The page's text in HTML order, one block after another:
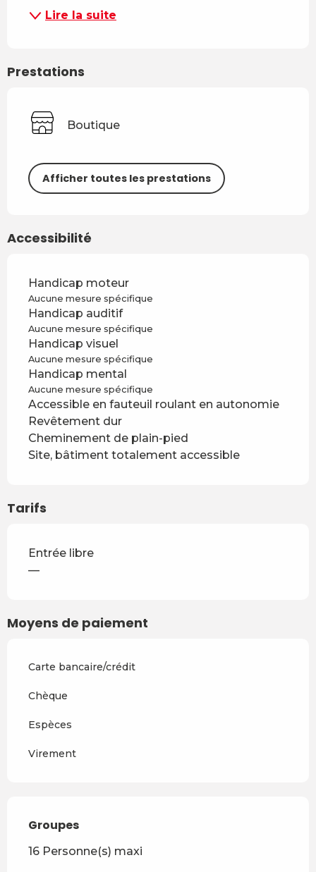
Lire la suite
Prestations
Boutique
Afficher toutes les prestations
Accessibilité
Handicap moteur
Aucune mesure spécifique
Handicap auditif
Aucune mesure spécifique
Handicap visuel
Aucune mesure spécifique
Handicap mental
Aucune mesure spécifique
Accessible en fauteuil roulant en autonomie
Revêtement dur
Cheminement de plain-pied
Site, bâtiment totalement accessible
Tarifs
Entrée libre
—
Moyens de paiement
Carte bancaire/crédit
Chèque
Espèces
Virement
Groupes
Groupes
16 Personne(s) maxi